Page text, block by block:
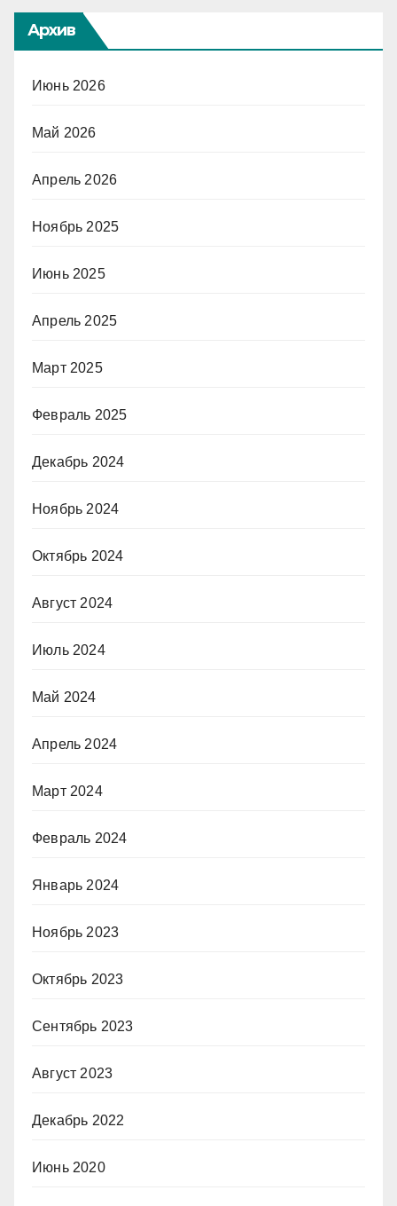
Архив
Июнь 2026
Май 2026
Апрель 2026
Ноябрь 2025
Июнь 2025
Апрель 2025
Март 2025
Февраль 2025
Декабрь 2024
Ноябрь 2024
Октябрь 2024
Август 2024
Июль 2024
Май 2024
Апрель 2024
Март 2024
Февраль 2024
Январь 2024
Ноябрь 2023
Октябрь 2023
Сентябрь 2023
Август 2023
Декабрь 2022
Июнь 2020